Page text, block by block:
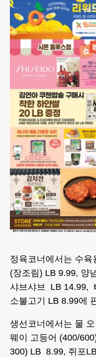
정육코너에서는 수
(장조림) LB 9.99, 양
샤브샤브 LB 14.99,
소불고기 LB 8.99에
생선코너에서는 물
웨이 고등어 (400/
300) LB 8.99, 쥐포